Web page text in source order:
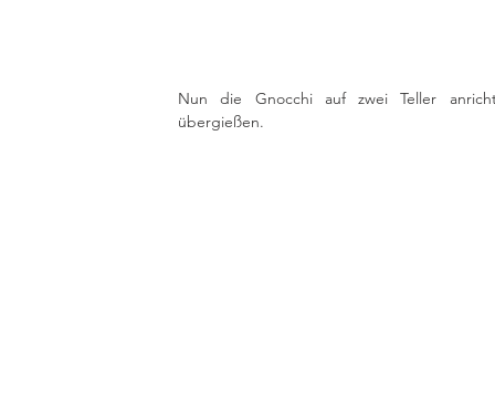
Nun die Gnocchi auf zwei Teller
übergießen.